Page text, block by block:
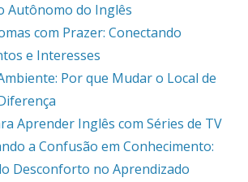
Autônomo do Inglês
com Prazer: Conectando
e Interesses
Por que Mudar o Local de
Aprender Inglês com Séries de TV
a Confusão em Conhecimento:
Desconforto no Aprendizado